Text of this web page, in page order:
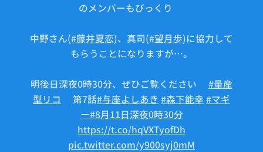
のメンバーもびっくり😳
中野さん(#藤井夏恋)、真司(#望月歩)に協力して
もらうことになりますが…。
明後日深夜0時30分、ぜひご覧ください✨ #量産
型リコ 🤖第7話#与座よしあき #森下能幸 #マギ
ー#8月11日深夜0時30分
https://t.co/hqVXTyofDh
pic.twitter.com/y900syj0mM